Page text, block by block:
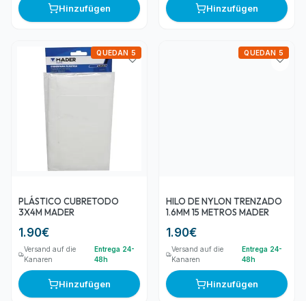
Hinzufügen Hinzufügen
PLÁSTICO CUBRETODO
3X4M MADER
1.90€
QUEDAN 5
Versand auf die
Kanaren
Entrega 24-
48h
Hinzufügen
HILO DE NYLON TRENZADO
1.6MM 15 METROS MADER
1.90€
QUEDAN 5
Versand auf die
Kanaren
Entrega 24-
48h
Hinzufügen